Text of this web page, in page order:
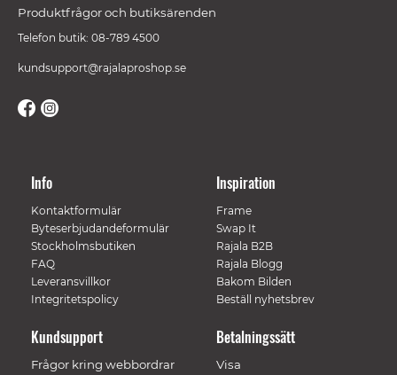
Produktfrågor och butiksärenden
Telefon butik: 08-789 4500
kundsupport@rajalaproshop.se
Info
Kontaktformulär
Byteserbjudandeformulär
Stockholmsbutiken
FAQ
Leveransvillkor
Integritetspolicy
Inspiration
Frame
Swap It
Rajala B2B
Rajala Blogg
Bakom Bilden
Beställ nyhetsbrev
Betalningssätt
Visa
Kundsupport
Frågor kring webbordrar